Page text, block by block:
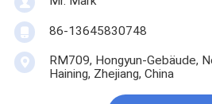
86-13645830748
RM709, Hongyun-Gebäude,
Haining, Zhejiang, China